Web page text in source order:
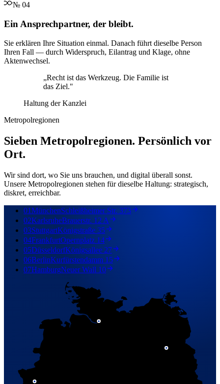
№ 04
Ein Ansprechpartner, der bleibt.
Sie erklären Ihre Situation einmal. Danach führt dieselbe Person
Ihren Fall — durch Widerspruch, Eilantrag und Klage, ohne
Aktenwechsel.
„Recht ist das Werkzeug. Die Familie ist
das Ziel."
Haltung der Kanzlei
Metropolregionen
Sieben Metropolregionen. Persönlich vor
Ort.
Wir sind dort, wo Sie uns brauchen, und digital überall sonst.
Unsere Metropolregionen stehen für dieselbe Haltung: strategisch,
diskret, erreichbar.
01MünchenSchleißheimer Str. 373
02KarlsruheBrauerstr. 12 A
03StuttgartKönigstraße 35
04FrankfurtOpernplatz 14
05DüsseldorfKönigsallee 27
06BerlinKurfürstendamm 15
07HamburgNeuer Wall 10